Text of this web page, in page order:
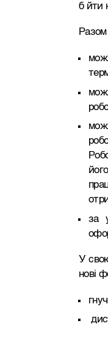
б йти
за
У
нові